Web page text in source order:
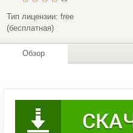
Тип лицензии: free
(бесплатная)
Обзор